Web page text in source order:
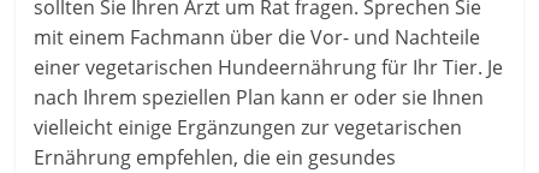
sollten Sie Ihren Arzt um Rat fragen. Sprechen Sie
mit einem Fachmann über die Vor- und Nachteile
einer vegetarischen Hundeernährung für Ihr Tier. Je
nach Ihrem speziellen Plan kann er oder sie Ihnen
vielleicht einige Ergänzungen zur vegetarischen
Ernährung empfehlen, die ein gesundes